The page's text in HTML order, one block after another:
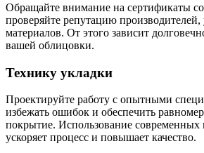
Обращайте внимание на сертификаты
проверяйте репутацию производителей,
материалов. От этого зависит
вашей облицовки.
Технику укладки
Проектируйте работу с опытными
избежать ошибок и обеспечить
покрытие. Использование современных
ускоряет процесс и повышает качество.